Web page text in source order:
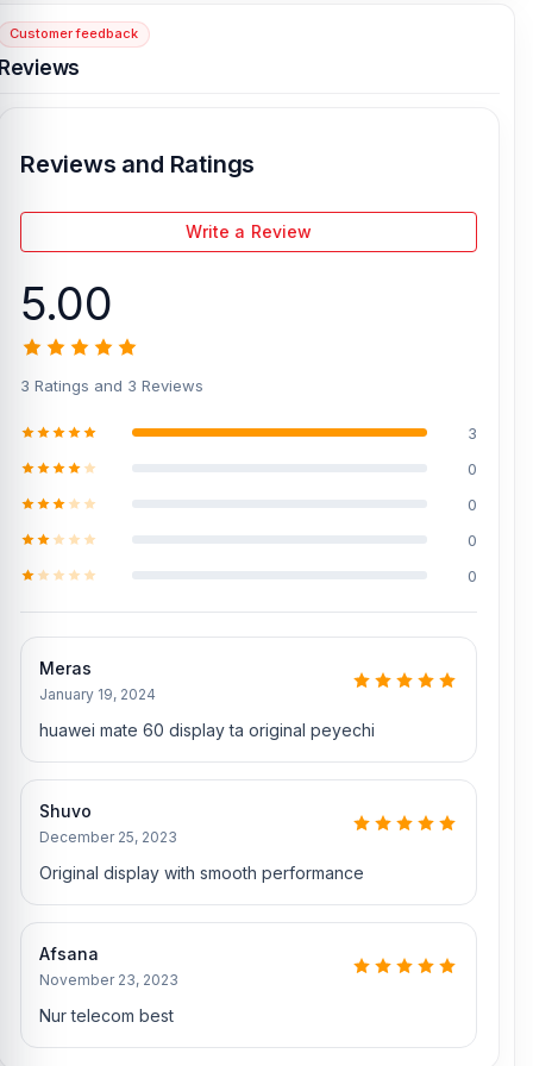
– 1215.
Customer feedback
Reviews and Ratings
Write a Review
5.00
3 Ratings and 3 Reviews
3
0
0
0
0
Meras
January 19, 2024
huawei mate 60 display ta original peyechi
Shuvo
December 25, 2023
Original display with smooth performance
Afsana
November 23, 2023
Nur telecom best